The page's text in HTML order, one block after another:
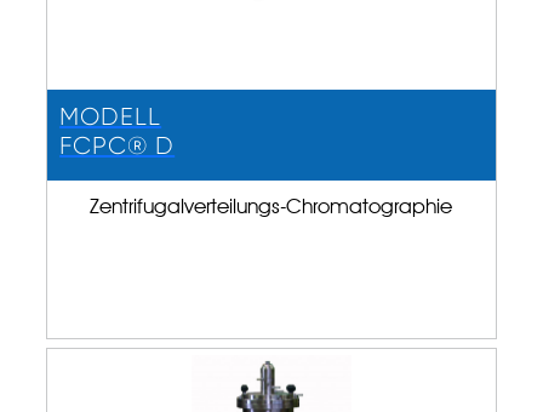
MODELL
FCPC® D
Zentrifugalverteilungs-Chromatographie